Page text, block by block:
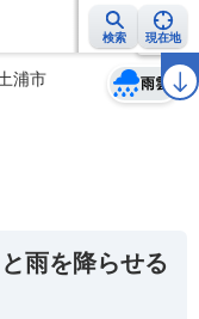
検索 現在地
注意報 2週間天気 ラ
浦市 雨雲
天気 台風
雨を降らせる